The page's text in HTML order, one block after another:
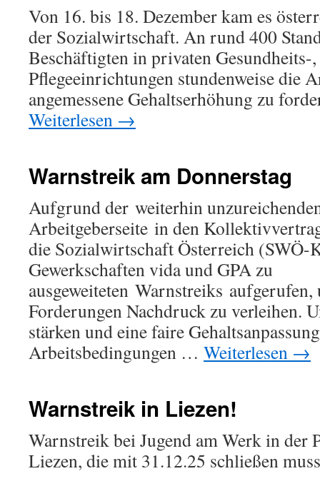
Von 16. bis 18. Dezember kam es
der Sozialwirtschaft. An rund 400
Beschäftigten in privaten Gesundheits-
Pflegeeinrichtungen stundenweise die
angemessene Gehaltserhöhung zu
Weiterlesen →
Warnstreik am Donnerstag
Aufgrund der weiterhin
Arbeitgeberseite in den
die Sozialwirtschaft Österreich (SWÖ-
Gewerkschaften vida und GPA zu
ausgeweiteten Warnstreiks aufgerufen,
Forderungen Nachdruck zu verleihen.
stärken und eine faire
Arbeitsbedingungen … Weiterlesen →
Warnstreik in Liezen!
Warnstreik bei Jugend am Werk in
Liezen, die mit 31.12.25 schließen